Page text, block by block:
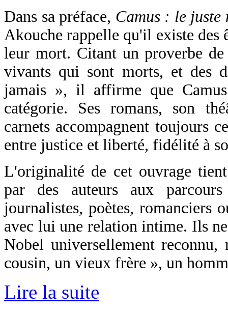
Dans sa préface, Camus : le
Akouche rappelle qu'il existe des
leur mort. Citant un proverbe
vivants qui sont morts, et des
jamais », il affirme que
catégorie. Ses romans, son
carnets accompagnent toujours
entre justice et liberté, fidélité à
L'originalité de cet ouvrage
par des auteurs aux
journalistes, poètes, romanciers
avec lui une relation intime. Ils
Nobel universellement
cousin, un vieux frère », un
Lire la suite